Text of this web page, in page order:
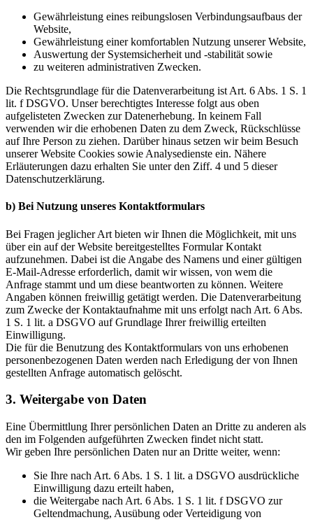
Gewährleistung eines reibungslosen Verbindungsaufbaus der
Website,
Gewährleistung einer komfortablen Nutzung unserer Website,
Auswertung der Systemsicherheit und -stabilität sowie
zu weiteren administrativen Zwecken.
Die Rechtsgrundlage für die Datenverarbeitung ist Art. 6 Abs. 1 S. 1
lit. f DSGVO. Unser berechtigtes Interesse folgt aus oben
aufgelisteten Zwecken zur Datenerhebung. In keinem Fall
verwenden wir die erhobenen Daten zu dem Zweck, Rückschlüsse
auf Ihre Person zu ziehen. Darüber hinaus setzen wir beim Besuch
unserer Website Cookies sowie Analysedienste ein. Nähere
Erläuterungen dazu erhalten Sie unter den Ziff. 4 und 5 dieser
Datenschutzerklärung.
b) Bei Nutzung unseres Kontaktformulars
Bei Fragen jeglicher Art bieten wir Ihnen die Möglichkeit, mit uns
über ein auf der Website bereitgestelltes Formular Kontakt
aufzunehmen. Dabei ist die Angabe des Namens und einer gültigen
E-Mail-Adresse erforderlich, damit wir wissen, von wem die
Anfrage stammt und um diese beantworten zu können. Weitere
Angaben können freiwillig getätigt werden. Die Datenverarbeitung
zum Zwecke der Kontaktaufnahme mit uns erfolgt nach Art. 6 Abs.
1 S. 1 lit. a DSGVO auf Grundlage Ihrer freiwillig erteilten
Einwilligung.
Die für die Benutzung des Kontaktformulars von uns erhobenen
personenbezogenen Daten werden nach Erledigung der von Ihnen
gestellten Anfrage automatisch gelöscht.
3. Weitergabe von Daten
Eine Übermittlung Ihrer persönlichen Daten an Dritte zu anderen als
den im Folgenden aufgeführten Zwecken findet nicht statt.
Wir geben Ihre persönlichen Daten nur an Dritte weiter, wenn:
Sie Ihre nach Art. 6 Abs. 1 S. 1 lit. a DSGVO ausdrückliche
Einwilligung dazu erteilt haben,
die Weitergabe nach Art. 6 Abs. 1 S. 1 lit. f DSGVO zur
Geltendmachung, Ausübung oder Verteidigung von